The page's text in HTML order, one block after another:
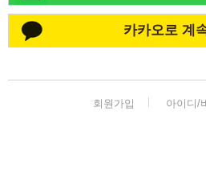
카카오로 계
회원가입 아이디/